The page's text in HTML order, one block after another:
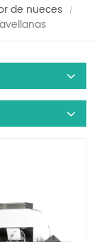
de nueces /